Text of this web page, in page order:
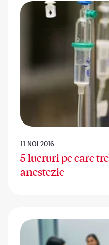
11 NOI 2016
5 lucruri pe care
anestezie